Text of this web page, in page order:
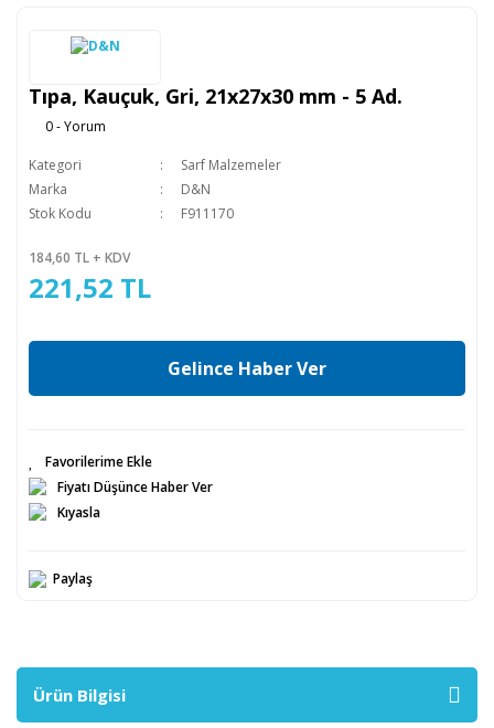
Tıpa, Kauçuk, Gri, 21x27x30 mm - 5 Ad.
0 - Yorum
Kategori
Sarf Malzemeler
Marka
D&N
Stok Kodu
F911170
184,60 TL + KDV
221,52 TL
Gelince Haber Ver
Fiyatı Düşünce Haber Ver
Kıyasla
Paylaş
Ürün Bilgisi